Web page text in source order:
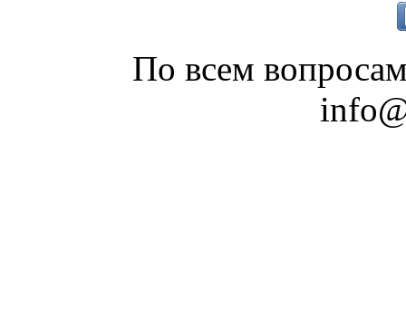
По всем